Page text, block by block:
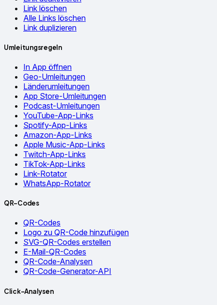
Link löschen
Alle Links löschen
Link duplizieren
Umleitungsregeln
In App öffnen
Geo-Umleitungen
Länderumleitungen
App Store-Umleitungen
Podcast-Umleitungen
YouTube-App-Links
Spotify-App-Links
Amazon-App-Links
Apple Music-App-Links
Twitch-App-Links
TikTok-App-Links
Link-Rotator
WhatsApp-Rotator
QR-Codes
QR-Codes
Logo zu QR-Code hinzufügen
SVG-QR-Codes erstellen
E-Mail-QR-Codes
QR-Code-Analysen
QR-Code-Generator-API
Click-Analysen